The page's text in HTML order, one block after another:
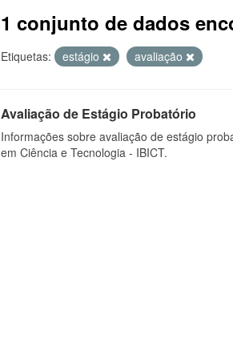
1 conjunto de dados
Etiquetas: estágio avaliação
Avaliação de Estágio Probatório
Informações sobre avaliação de estágio
em Ciência e Tecnologia - IBICT.